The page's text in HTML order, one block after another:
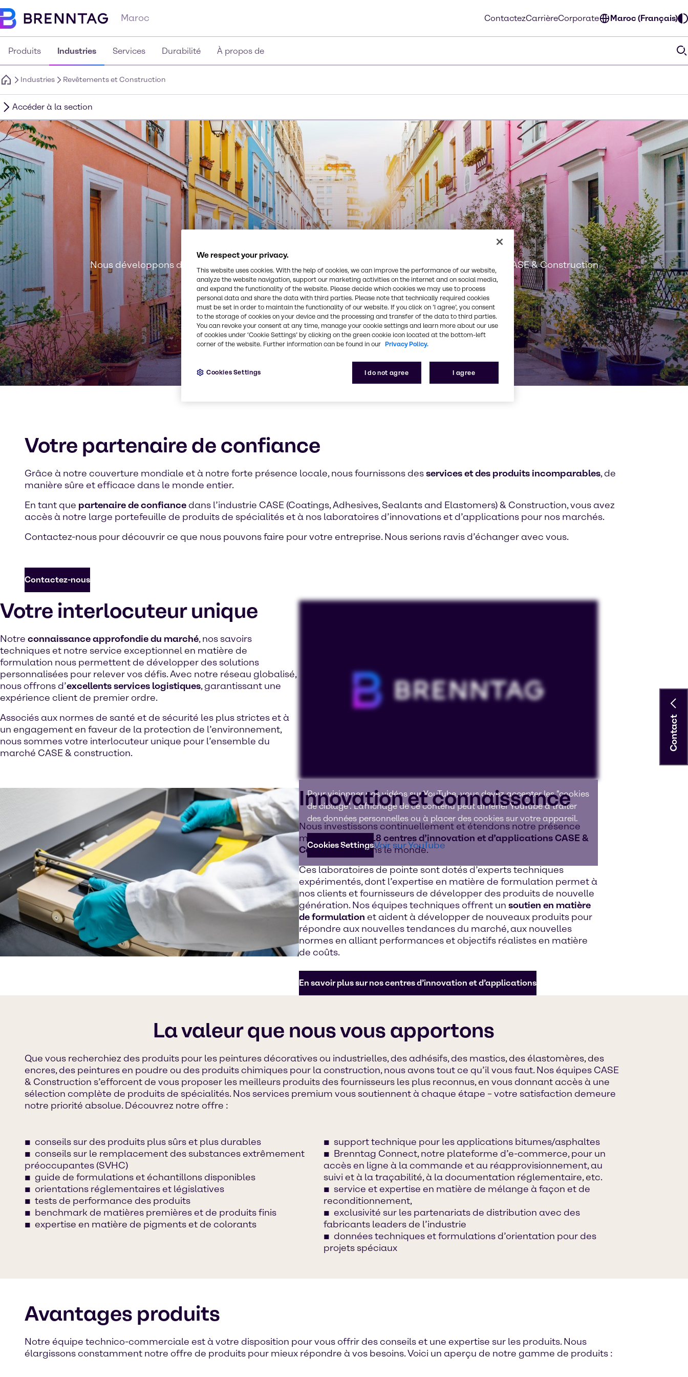
Maroc ContactezCarrièreCorporate Maroc (Français)
Produits Industries Services Durabilité À propos de
Industries Revêtements et Construction
Accéder à la section
CASE & Construction
Nous développons des solutions innovantes, durables et performantes pour les applications CASE & Construction
Votre partenaire de confiance
Grâce à notre couverture mondiale et à notre forte présence locale, nous fournissons desservices et des produits incomparables, de
manière sûre et efficace dans le monde entier.
En tant que partenaire de confiancedans l’industrie CASE (Coatings, Adhesives, Sealants and Elastomers) & Construction, vous avez
accès à notre large portefeuille de produits de spécialités et à nos laboratoires d’innovations et d’applications pour nos marchés.
Contactez-nous pour découvrir ce que nous pouvons faire pour votre entreprise. Nous serions ravis d’échanger avec vous.
Contactez-nous
Pour visionner nos vidéos sur YouTube, vous devez accepter les "cookies
de ciblage". L'affichage de ce contenu peut amener YouTube à traiter
des données personnelles ou à placer des cookies sur votre appareil.
Cookies SettingsVoir sur YouTube
Votre interlocuteur unique
Notre connaissance approfondie du marché, nos savoirs
techniques et notre service exceptionnel en matière de
formulation nous permettent de développer des solutions
personnalisées pour relever vos défis. Avec notre réseau globalisé,
nous offrons d’excellents services logistiques, garantissant une
expérience client de premier ordre.
Associés aux normes de santé et de sécurité les plus strictes et à
un engagement en faveur de la protection de l’environnement,
nous sommes votre interlocuteur unique pour l’ensemble du
marché CASE & construction.
Innovation et connaissance
Nous investissons continuellement et étendons notre présence
mondiale, avec
18 centres d’innovation et d’applications CASE &
Constructiondans le monde.
Ces laboratoires de pointe sont dotés d’experts techniques
expérimentés, dont l’expertise en matière de formulation permet à
nos clients et fournisseurs de développer des produits de nouvelle
génération. Nos équipes techniques offrent un soutien en matière
de formulation et aident à développer de nouveaux produits pour
répondre aux nouvelles tendances du marché, aux nouvelles
normes en alliant performances et objectifs réalistes en matière
de coûts.
En savoir plus sur nos centres d’innovation et d’applications
La valeur que nous vous apportons
Que vous recherchiez des produits pour les peintures décoratives ou industrielles, des adhésifs, des mastics, des élastomères, des
encres, des peintures en poudre ou des produits chimiques pour la construction, nous avons tout ce qu’il vous faut. Nos équipes CASE
& Construction s’efforcent de vous proposer les meilleurs produits des fournisseurs les plus reconnus, en vous donnant accès à une
sélection complète de produits de spécialités. Nos services premium vous soutiennent à chaque étape – votre satisfaction demeure
notre priorité absolue. Découvrez notre offre :
conseils sur des produits plus sûrs et plus durables
conseils sur le remplacement des substances extrêmement
préoccupantes (SVHC)
guide de formulations et échantillons disponibles
orientations réglementaires et législatives
tests de performance des produits
benchmark de matières premières et de produits finis
expertise en matière de pigments et de colorants
support technique pour les applications bitumes/asphaltes
Brenntag Connect, notre plateforme d’e-commerce, pour un
accès en ligne à la commande et au réapprovisionnement, au
suivi et à la traçabilité, à la documentation réglementaire, etc.
service et expertise en matière de mélange à façon et de
reconditionnement,
exclusivité sur les partenariats de distribution avec des
fabricants leaders de l’industrie
données techniques et formulations d’orientation pour des
projets spéciaux
Avantages produits
Notre équipe technico-commerciale est à votre disposition pour vous offrir des conseils et une expertise sur les produits. Nous
élargissons constamment notre offre de produits pour mieux répondre à vos besoins. Voici un aperçu de notre gamme de produits :
Contact
We respect your privacy.
This website uses cookies. With the help of cookies, we can improve the performance of our website,
analyze the website navigation, support our marketing activities on the internet and on social media,
and expand the functionality of the website. Please decide which cookies we may use to process
personal data and share the data with third parties. Please note that technically required cookies
must be set in order to maintain the functionality of our website. If you click on ’I agree’, you consent
to the storage of cookies on your device and the processing and transfer of the data to third parties.
You can revoke your consent at any time, manage your cookie settings and learn more about our use
of cookies under ‘Cookie Settings’ by clicking on the green cookie icon located at the bottom-left
corner of the website. Further information can be found in our Privacy Policy.
I do not agree I agree
Cookies Settings